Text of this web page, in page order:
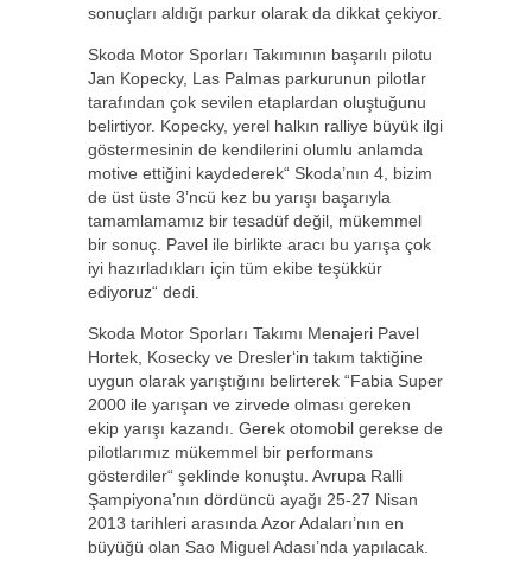
sonuçları aldığı parkur olarak da dikkat çekiyor.
Skoda Motor Sporları Takımının başarılı pilotu
Jan Kopecky, Las Palmas parkurunun pilotlar
tarafından çok sevilen etaplardan oluştuğunu
belirtiyor. Kopecky, yerel halkın ralliye büyük ilgi
göstermesinin de kendilerini olumlu anlamda
motive ettiğini kaydederek“ Skoda’nın 4, bizim
de üst üste 3’ncü kez bu yarışı başarıyla
tamamlamamız bir tesadüf değil, mükemmel
bir sonuç. Pavel ile birlikte aracı bu yarışa çok
iyi hazırladıkları için tüm ekibe teşükkür
ediyoruz“ dedi.
Skoda Motor Sporları Takımı Menajeri Pavel
Hortek, Kosecky ve Dresler‘in takım taktiğine
uygun olarak yarıştığını belirterek “Fabia Super
2000 ile yarışan ve zirvede olması gereken
ekip yarışı kazandı. Gerek otomobil gerekse de
pilotlarımız mükemmel bir performans
gösterdiler“ şeklinde konuştu. Avrupa Ralli
Şampiyona’nın dördüncü ayağı 25-27 Nisan
2013 tarihleri arasında Azor Adaları’nın en
büyüğü olan Sao Miguel Adası’nda yapılacak.